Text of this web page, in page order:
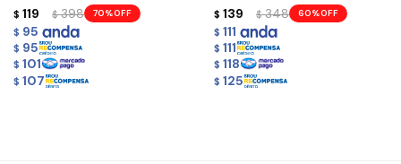
$ 119 $ 398 70
$ 95
$ 95
$ 101
$ 107
$ 139 $ 348 60
$ 111
$ 111
$ 118
$ 125